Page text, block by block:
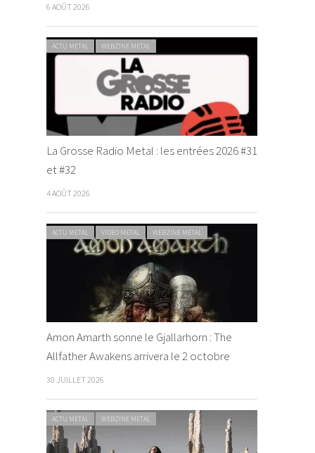
6 AOÛT 2026
ACTU METAL WEBZINE METAL
La Grosse Radio Metal : les entrées 2026 #31
et #32
4 AOÛT 2026
ACTU METAL VIDEO METAL WEBZINE METAL
Amon Amarth sonne le Gjallarhorn : The
Allfather Awakens arrivera le 2 octobre
30 JUILLET 2026
ACTU METAL WEBZINE METAL